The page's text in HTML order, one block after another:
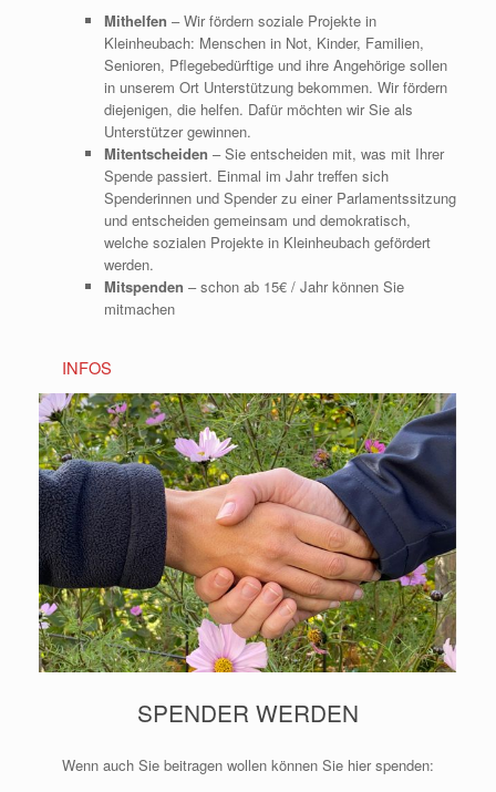
Mithelfen – Wir fördern soziale Projekte in
Kleinheubach: Menschen in Not, Kinder, Familien,
Senioren, Pflegebedürftige und ihre Angehörige sollen
in unserem Ort Unterstützung bekommen. Wir fördern
diejenigen, die helfen. Dafür möchten wir Sie als
Unterstützer gewinnen.
Mitentscheiden – Sie entscheiden mit, was mit Ihrer
Spende passiert. Einmal im Jahr treffen sich
Spenderinnen und Spender zu einer Parlamentssitzung
und entscheiden gemeinsam und demokratisch,
welche sozialen Projekte in Kleinheubach gefördert
werden.
Mitspenden – schon ab 15€ / Jahr können Sie
mitmachen
INFOS
SPENDER WERDEN
Wenn auch Sie beitragen wollen können Sie hier spenden: